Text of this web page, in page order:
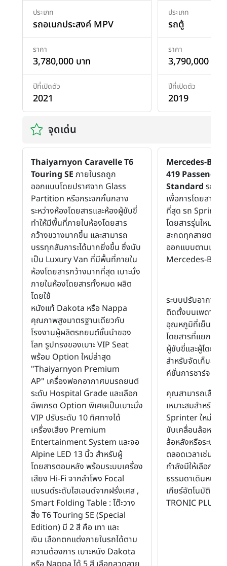
ประเภท
รถอเนกประสงค์ MPV
ราคา
3,780,000 บาท
ปีที่เปิดตัว
2021
ประเภท
รถตู้
ราคา
3,790,000 บาท
ปีที่เปิดตัว
2019
จุดเด่น
Thaiyarnyon Caravelle T6
Touring SE ภายในรถถูก
ออกแบบโดยปราศจาก Glass
Partition หรือกระจกกั้นกลาง
ระหว่างห้องโดยสารและห้องผู้ขับขี่
ทำให้มีพื้นที่ภายในห้องโดยสาร
กว้างขวางมากขึ้น และสามารถ
บรรทุกสัมภาระได้มากยิ่งขึ้น ซึ่งนับ
เป็น Luxury Van ที่มีพื้นที่ภายใน
ห้องโดยสารกว้างมากที่สุด เบาะนั่ง
ภายในห้องโดยสารทั้งหมด ผลิต
โดยใช้
หนังแท้ Dakota หรือ Nappa
คุณภาพสูงมาตรฐานเดียวกับ
โรงงานผู้ผลิตรถยนต์ชั้นนำของ
โลก รูปทรงของเบาะ VIP Seat
พร้อม Option ใหม่ล่าสุด
"Thaiyarnyon Premium
AP" เครื่องฟอกอากาศบนรถยนต์
ระดับ Hospital Grade และเลือก
อัพเกรด Option พิเศษเป็นเบาะนั่ง
VIP ปรับระดับ 10 ทิศทางได้
เครื่องเสียง Premium
Entertainment System และจอ
Alpine LED 13 นิ้ว สำหรับผู้
โดยสารตอนหลัง พร้อมระบบเครื่อง
เสียง Hi-Fi จากลำโพง Focal
แบรนด์ระดับไฮเอนด์จากฝรั่งเศส ,
Smart Folding Table : โต๊ะวาง
สิ่ง T6 Touring SE (Special
Edition) มี 2 สี คือ เทา และ
เงิน เลือกตกแต่งภายในรถได้ตาม
ความต้องการ เบาะหนัง Dakota
Mercedes-
419 Passenger
Standard รถยน
เพื่อการโดยสารที่
ที่สุด รถ Sprinter
โดยสารรุ่นใหม่ ที่
สะกดทุกสายตา
ออกแบบตามแนว
Mercedes-
ระบบปรับอากาศ
ติดตั้งบนเพดานห้อ
อุณหภูมิที่เย็นสบา
โดยสารที่แยกส่ว
ผู้ขับขี่และผู้โดยส
สำหรับจัดเก็บสม
ค์ชั่นการชาร์จอุป
คุณสามารถเลือก
เหมาะสมสำหรับร
Sprinter ใหม่นี้ได้
ขับเคลื่อนล้อหน้า
ล้อหลังหรือระบบขั
ตลอดเวลาเช่นเดี
กำลังมีให้เลือกทั้ง
ธรรมดาเดินหน้า
เกียร์อัตโนมัติ 7 จั
TRONIC PLUS)